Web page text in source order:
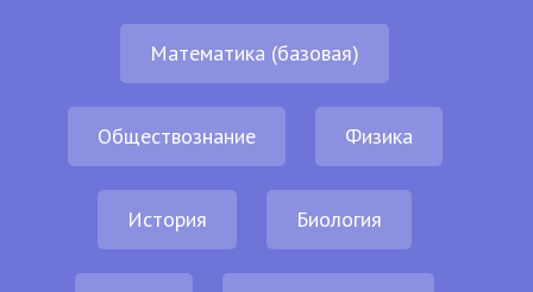
Математика (базовая)
Обществознание Физика
История Биология